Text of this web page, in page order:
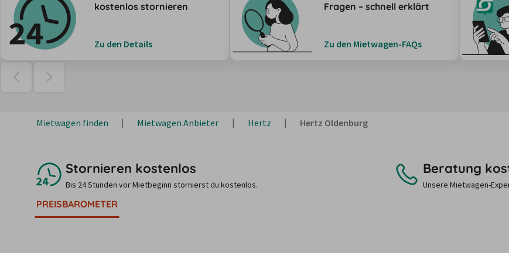
kostenlos stornieren
Zu den Details
Fragen – schnell erklärt
Zu den Mietwagen-FAQs
Mietwagen finden Mietwagen Anbieter Hertz Hertz Oldenburg
Stornieren kostenlos
Bis 24 Stunden vor Mietbeginn stornierst du kostenlos.
Beratung
Unsere Mietwagen-
PREISBAROMETER